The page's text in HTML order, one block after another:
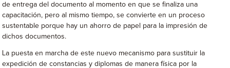
de entrega del documento al momento en que se finaliza una
capacitación, pero al mismo tiempo, se convierte en un proceso
sustentable porque hay un ahorro de papel para la impresión de
dichos documentos.
La puesta en marcha de este nuevo mecanismo para sustituir la
expedición de constancias y diplomas de manera física por la